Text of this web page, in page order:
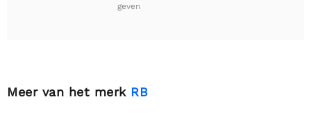
geven
Meer van het merk RB